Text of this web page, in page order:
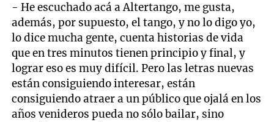
- He escuchado acá a Altertango, me gusta,
además, por supuesto, el tango, y no lo digo yo,
lo dice mucha gente, cuenta historias de vida
que en tres minutos tienen principio y final, y
lograr eso es muy difícil. Pero las letras nuevas
están consiguiendo interesar, están
consiguiendo atraer a un público que ojalá en los
años venideros pueda no sólo bailar, sino